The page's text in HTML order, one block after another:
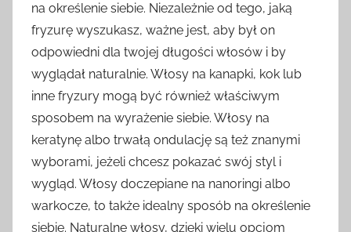
na określenie siebie. Niezależnie od tego, jaką
fryzurę wyszukasz, ważne jest, aby był on
odpowiedni dla twojej długości włosów i by
wyglądał naturalnie. Włosy na kanapki, kok lub
inne fryzury mogą być również właściwym
sposobem na wyrażenie siebie. Włosy na
keratynę albo trwałą ondulację są też znanymi
wyborami, jeżeli chcesz pokazać swój styl i
wygląd. Włosy doczepiane na nanoringi albo
warkocze, to także idealny sposób na określenie
siebie. Naturalne włosy, dzięki wielu opcjom